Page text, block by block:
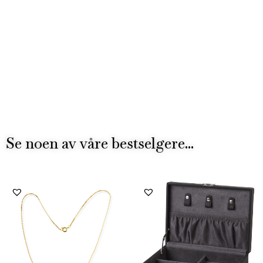
Se noen av våre bestselgere...